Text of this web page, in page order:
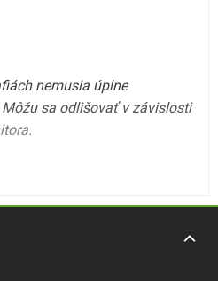
nemusia úplne
sa odlišovať v závislosti